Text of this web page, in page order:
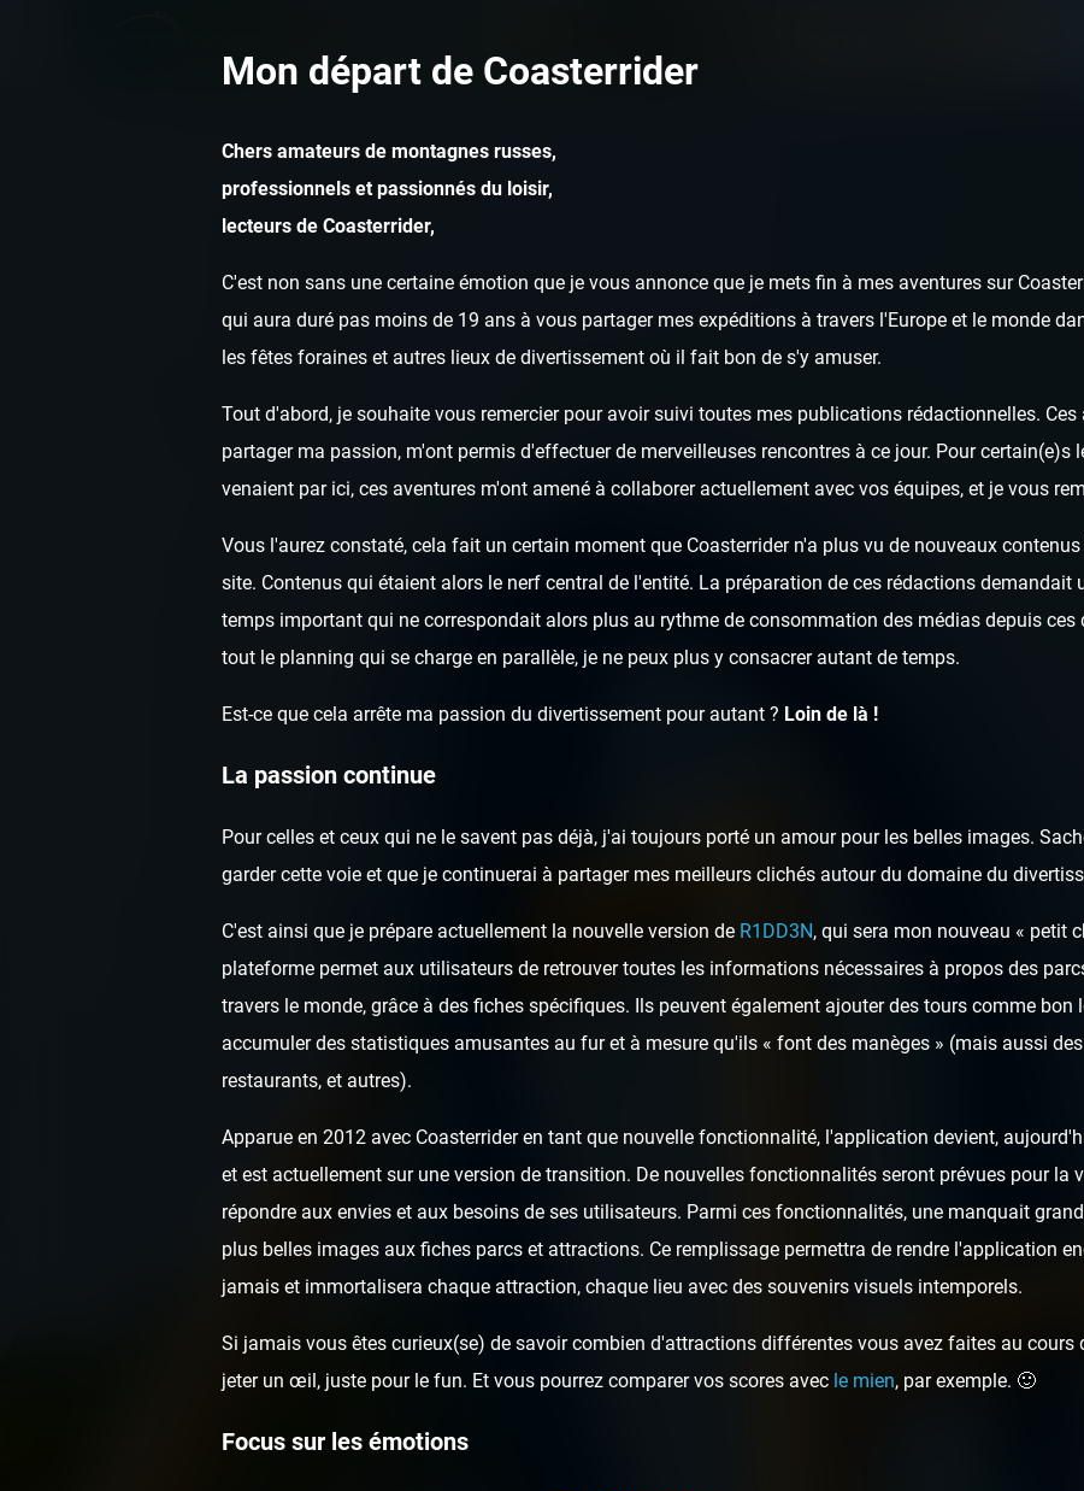
Mon départ de Coasterrider
Chers amateurs de montagnes russes,
professionnels et passionnés du loisir,
lecteurs de Coasterrider,
C'est non sans une certaine émotion que je vous annonce que je mets fin à mes aventures sur
qui aura duré pas moins de 19 ans à vous partager mes expéditions à travers l'Europe et le monde
les fêtes foraines et autres lieux de divertissement où il fait bon de s'y amuser.
Tout d'abord, je souhaite vous remercier pour avoir suivi toutes mes publications rédactionnelles. Ces
partager ma passion, m'ont permis d'effectuer de merveilleuses rencontres à ce jour. Pour certain(e)s
venaient par ici, ces aventures m'ont amené à collaborer actuellement avec vos équipes, et je vous
Vous l'aurez constaté, cela fait un certain moment que Coasterrider n'a plus vu de nouveaux
site. Contenus qui étaient alors le nerf central de l'entité. La préparation de ces rédactions demandait
temps important qui ne correspondait alors plus au rythme de consommation des médias depuis ces
tout le planning qui se charge en parallèle, je ne peux plus y consacrer autant de temps.
Est-ce que cela arrête ma passion du divertissement pour autant ? Loin de là !
La passion continue
Pour celles et ceux qui ne le savent pas déjà, j'ai toujours porté un amour pour les belles images.
garder cette voie et que je continuerai à partager mes meilleurs clichés autour du domaine du
C'est ainsi que je prépare actuellement la nouvelle version de R1DD3N, qui sera mon nouveau « petit
plateforme permet aux utilisateurs de retrouver toutes les informations nécessaires à propos des
travers le monde, grâce à des fiches spécifiques. Ils peuvent également ajouter des tours comme bon
accumuler des statistiques amusantes au fur et à mesure qu'ils « font des manèges » (mais aussi
restaurants, et autres).
Apparue en 2012 avec Coasterrider en tant que nouvelle fonctionnalité, l'application devient,
et est actuellement sur une version de transition. De nouvelles fonctionnalités seront prévues pour la
répondre aux envies et aux besoins de ses utilisateurs. Parmi ces fonctionnalités, une manquait
plus belles images aux fiches parcs et attractions. Ce remplissage permettra de rendre l'application
jamais et immortalisera chaque attraction, chaque lieu avec des souvenirs visuels intemporels.
Si jamais vous êtes curieux(se) de savoir combien d'attractions différentes vous avez faites au cours
jeter un œil, juste pour le fun. Et vous pourrez comparer vos scores avec le mien, par exemple. 🙂
Focus sur les émotions